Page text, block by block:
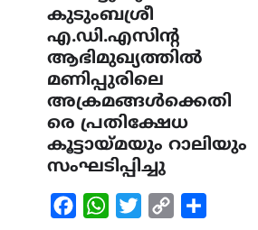
കുടുംബശ്രീ
എ.ഡി.എസിന്‍റ
ആഭിമുഖ്യത്തിൽ
മണിപ്പുരിലെ
അക്രമങ്ങൾക്കെതി
രെ പ്രതിക്ഷേധ
കൂട്ടായ്മയും റാലിയും
സംഘടിപ്പിച്ചു
FacebookWhatsAppTwitterCopy